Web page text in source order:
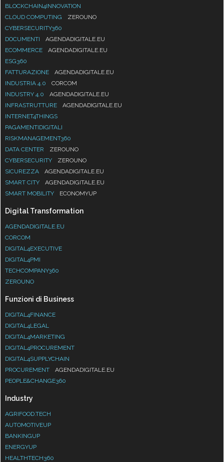
BLOCKCHAIN4INNOVATION
CLOUD COMPUTING
ZEROUNO
CYBERSECURITY360
DOCUMENTI
AGENDADIGITALE.EU
ECOMMERCE
AGENDADIGITALE.EU
ESG360
FATTURAZIONE
AGENDADIGITALE.EU
INDUSTRIA 4.0
CORCOM
INDUSTRY 4.0
AGENDADIGITALE.EU
INFRASTRUTTURE
AGENDADIGITALE.EU
INTERNET4THINGS
PAGAMENTIDIGITALI
RISKMANAGEMENT360
DATA CENTER
ZEROUNO
CYBERSECURITY
ZEROUNO
SICUREZZA
AGENDADIGITALE.EU
SMART CITY
AGENDADIGITALE.EU
SMART MOBILITY
ECONOMYUP
Digital Transformation
AGENDADIGITALE.EU
CORCOM
DIGITAL4EXECUTIVE
DIGITAL4PMI
TECHCOMPANY360
ZEROUNO
Funzioni di Business
DIGITAL4FINANCE
DIGITAL4LEGAL
DIGITAL4MARKETING
DIGITAL4PROCUREMENT
DIGITAL4SUPPLYCHAIN
PROCUREMENT
AGENDADIGITALE.EU
PEOPLE&CHANGE360
Industry
AGRIFOOD.TECH
AUTOMOTIVEUP
BANKINGUP
ENERGYUP
HEALTHTECH360